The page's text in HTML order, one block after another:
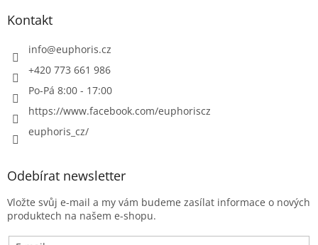
Kontakt
info@euphoris.cz
+420 773 661 986
Po-Pá 8:00 - 17:00
https://www.facebook.com/euphoriscz
euphoris_cz/
Odebírat newsletter
Vložte svůj e-mail a my vám budeme zasílat informace o nových
produktech na našem e-shopu.